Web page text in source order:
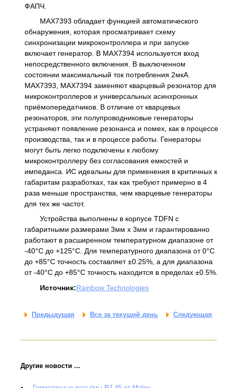
ФАПЧ.
MAX7393 обладает функцией автоматического
обнаружения, которая просматривает схему
синхронизации микроконтроллера и при запуске
включает генератор. В MAX7394 используется вход
непосредственного включения. В выключенном
состоянии максимальный ток потребления 2мкА.
MAX7393, MAX7394 заменяют кварцевый резонатор для
микроконтроллеров и универсальных асинхронных
приёмопередатчиков. В отличие от кварцевых
резонаторов, эти полупроводниковые генераторы
устраняют появление резонанса и помех, как в процессе
производства, так и в процессе работы. Генераторы
могут быть легко подключены к любому
микроконтроллеру без согласования емкостей и
импеданса. ИС идеальны для применения в критичных к
габаритам разработках, так как требуют примерно в 4
раза меньше пространства, чем кварцевые генераторы
для тех же частот.
Устройства выполнены в корпусе TDFN с
габаритными размерами 3мм x 3мм и гарантированно
работают в расширенном температурном диапазоне от
-40°С до +125°С. Для температурного диапазона от 0°С
до +85°С точность составляет ±0.25%, а для диапазона
от -40°С до +85°С точность находится в пределах ±0.5%.
Источник:Rainbow Technologies
Предыдущая Все за текущий день Следующая
Другие новости ...